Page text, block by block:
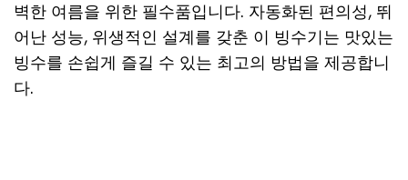
벽한 여름을 위한 필수품입니다. 자동화된 편의성, 뛰
어난 성능, 위생적인 설계를 갖춘 이 빙수기는 맛있는
빙수를 손쉽게 즐길 수 있는 최고의 방법을 제공합니
다.